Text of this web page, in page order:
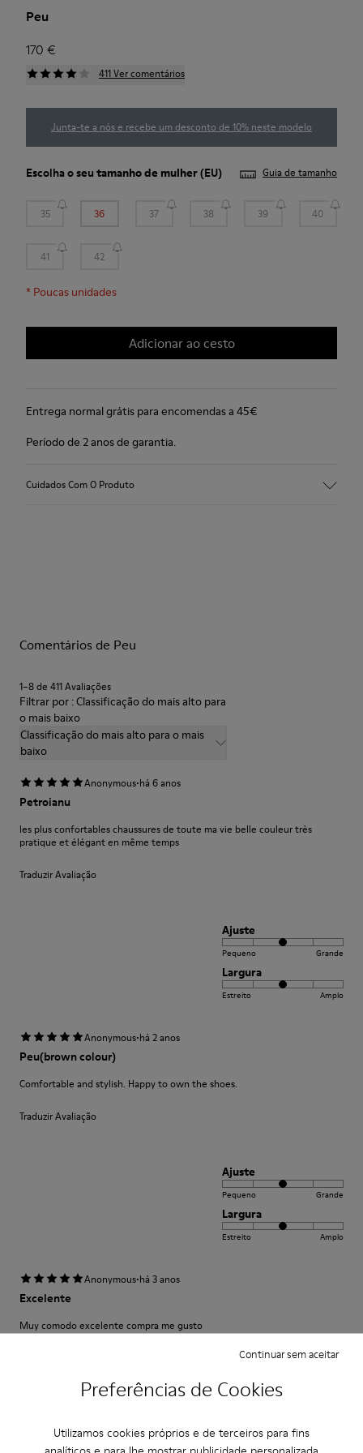
Preferências de Cookies
Utilizamos cookies próprios e de terceiros para fins
analíticos e para lhe mostrar publicidade personalizada
Continuar sem aceitar
Peu
170 €
411 Ver comentários
Junta-te a nós e recebe um desconto de 10% neste modelo
Escolha o seu tamanho de mulher(EU) Guia de tamanho
35 36 37 38 39 40
41 42
* Poucas unidades
Adicionar ao cesto
Entrega normal grátis para encomendas a 45€
Período de 2 anos de garantia.
Cuidados Com O Produto
Comentários de Peu
1–8 de 411 Avaliações
Filtrar por : Classificação do mais alto para
o mais baixo
Classificação do mais alto para o mais
baixo
Anonymous·há 6 anos
Petroianu
les plus confortables chaussures de toute ma vie belle couleur très
pratique et élégant en même temps
Traduzir Avaliação
Ajuste
Pequeno Grande
Largura
Estreito Amplo
Anonymous·há 2 anos
Peu(brown colour)
Comfortable and stylish. Happy to own the shoes.
Traduzir Avaliação
Ajuste
Pequeno Grande
Largura
Estreito Amplo
Anonymous·há 3 anos
Excelente
Muy comodo excelente compra me gusto
Pequeno